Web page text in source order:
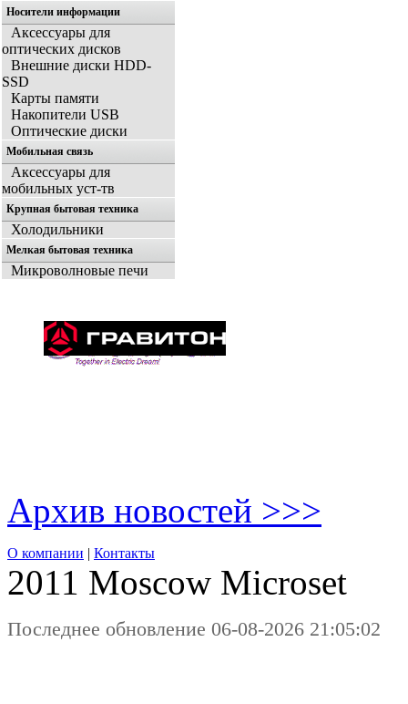
Носители информации
Аксессуары для
оптических дисков
Внешние диски HDD-
SSD
Карты памяти
Накопители USB
Оптические диски
Мобильная связь
Аксессуары для
мобильных уст-тв
Крупная бытовая техника
Холодильники
Мелкая бытовая техника
Микроволновые печи
Архив новостей >>>
О компании | Контакты
2011 Moscow Microset
Последнее обновление 06-08-2026 21:05:02